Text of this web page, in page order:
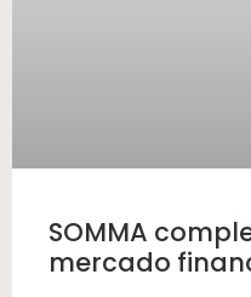
SOMMA
mercado